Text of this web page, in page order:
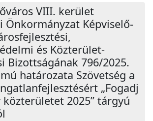
VIII. kerület
Önkormányzat Képviselő-
és Közterület-
Bizottságának 796/2025.
határozata Szövetség a
„Fogadj
2025” tárgyú